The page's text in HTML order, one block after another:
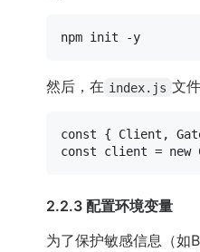
然后，在 index.js 文
const { Client ,
const client = new
2.2.3 配置环境变量
为了保护敏感信息（如